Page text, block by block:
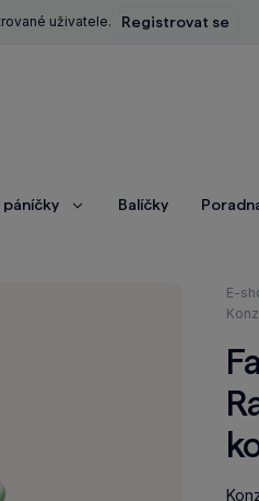
uživatele. Registrovat se
páníčky
ZobrazitBalíčky
se
E-